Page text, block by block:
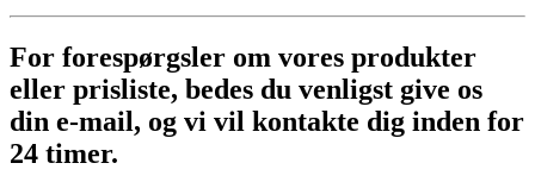
For forespørgsler om vores produkter
eller prisliste, bedes du venligst give os
din e-mail, og vi vil kontakte dig inden for
24 timer.